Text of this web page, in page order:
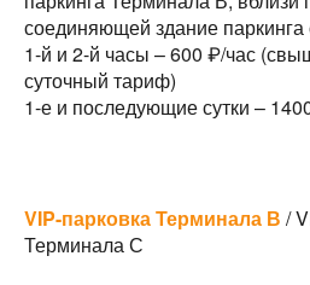
соединяющей здание
1-й и 2-й часы – 600 ₽/час
суточный тариф)
1-е и последующие сутки –
VIP-парковка Терминала В /
Терминала С